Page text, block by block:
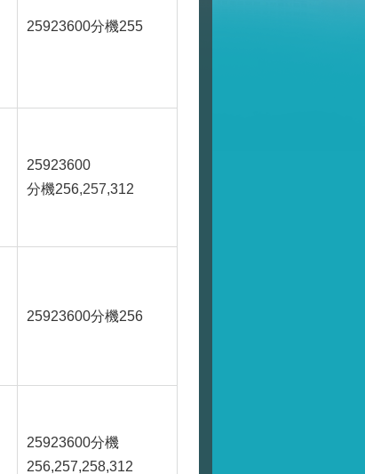
25923600分機255
25923600
分機256,257,312
25923600分機256
25923600分機
256,257,258,312